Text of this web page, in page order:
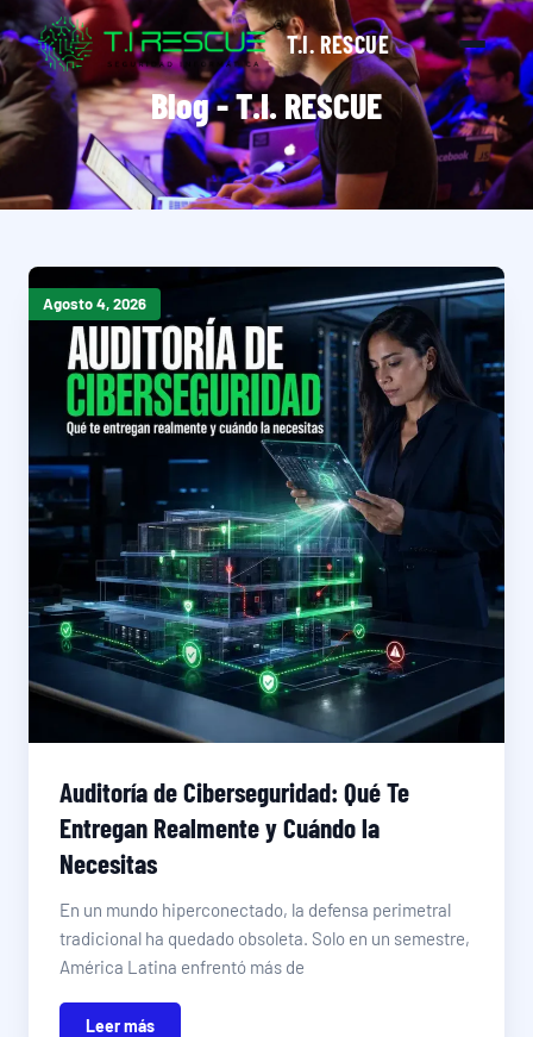
T.I. RESCUE
Blog - T.I. RESCUE
Agosto 4, 2026
Auditoría de Ciberseguridad: Qué Te
Entregan Realmente y Cuándo la
Necesitas
En un mundo hiperconectado, la defensa perimetral
tradicional ha quedado obsoleta. Solo en un semestre,
América Latina enfrentó más de
Leer más